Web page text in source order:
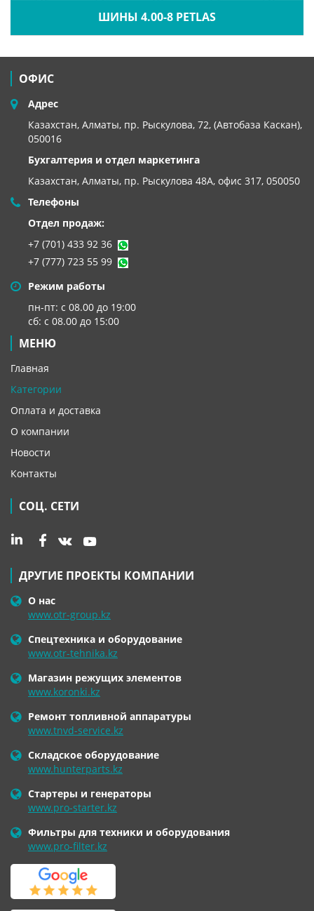
ШИНЫ 4.00-8 PETLAS
ОФИС
Адрес
Казахстан, Алматы, пр. Рыскулова, 72, (Автобаза Каскан),
050016
Бухгалтерия и отдел маркетинга
Казахстан, Алматы, пр. Рыскулова 48А, офис 317, 050050
Телефоны
Отдел продаж:
+7 (701) 433 92 36
+7 (777) 723 55 99
Режим работы
пн-пт: с 08.00 до 19:00
сб: с 08.00 до 15:00
МЕНЮ
Главная
Категории
Оплата и доставка
О компании
Новости
Контакты
СОЦ. СЕТИ
ДРУГИЕ ПРОЕКТЫ КОМПАНИИ
О нас
www.otr-group.kz
Спецтехника и оборудование
www.otr-tehnika.kz
Магазин режущих элементов
www.koronki.kz
Ремонт топливной аппаратуры
www.tnvd-service.kz
Складское оборудование
www.hunterparts.kz
Стартеры и генераторы
www.pro-starter.kz
Фильтры для техники и оборудования
www.pro-filter.kz